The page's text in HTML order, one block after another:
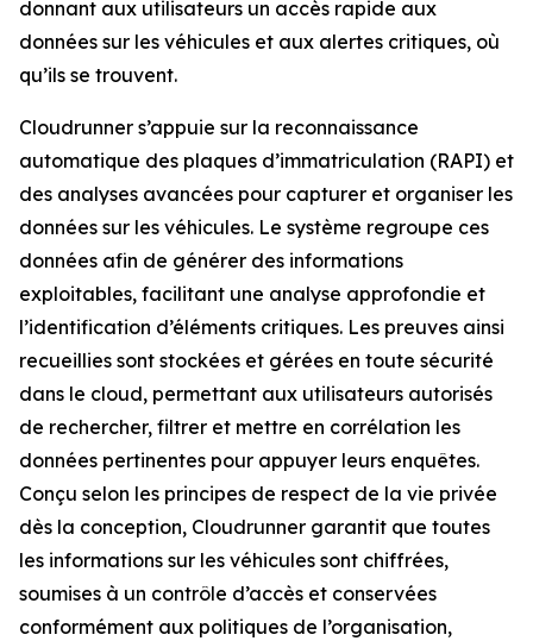
donnant aux utilisateurs un accès rapide aux
données sur les véhicules et aux alertes critiques, où
qu’ils se trouvent.
Cloudrunner s’appuie sur la reconnaissance
automatique des plaques d’immatriculation (RAPI) et
des analyses avancées pour capturer et organiser les
données sur les véhicules. Le système regroupe ces
données afin de générer des informations
exploitables, facilitant une analyse approfondie et
l’identification d’éléments critiques. Les preuves ainsi
recueillies sont stockées et gérées en toute sécurité
dans le cloud, permettant aux utilisateurs autorisés
de rechercher, filtrer et mettre en corrélation les
données pertinentes pour appuyer leurs enquêtes.
Conçu selon les principes de respect de la vie privée
dès la conception, Cloudrunner garantit que toutes
les informations sur les véhicules sont chiffrées,
soumises à un contrôle d’accès et conservées
conformément aux politiques de l’organisation,